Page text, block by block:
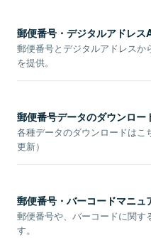
郵便番号・デジタルアドレス
郵便番号とデジタルアドレスか
を提供。
郵便番号データのダウンロー
各種データのダウンロードはこ
更新）
郵便番号・バーコードマニュ
郵便番号や、バーコードに関す
す。